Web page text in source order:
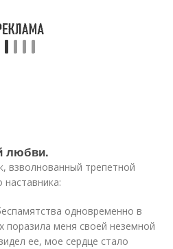
любви.
взволнованный трепетной
одновременно в
поразила меня своей неземной
ее, мое сердце стало